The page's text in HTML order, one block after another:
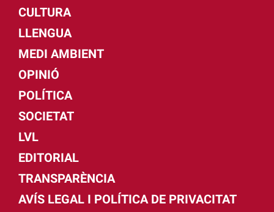
CULTURA
LLENGUA
MEDI AMBIENT
OPINIÓ
POLÍTICA
SOCIETAT
LVL
EDITORIAL
TRANSPARÈNCIA
AVÍS LEGAL I POLÍTICA DE PRIVACITAT